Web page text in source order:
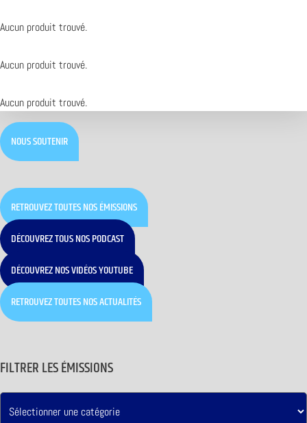
Aucun produit trouvé.
Aucun produit trouvé.
Aucun produit trouvé.
NOUS SOUTENIR
RETROUVEZ TOUTES NOS ÉMISSIONS
DÉCOUVREZ TOUS NOS PODCAST
DÉCOUVREZ NOS VIDÉOS YOUTUBE
RETROUVEZ TOUTES NOS ACTUALITÉS
FILTRER LES ÉMISSIONS